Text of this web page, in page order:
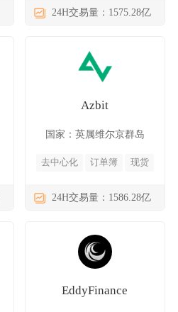
24H交易量：1575.28亿
Azbit
国家：英属维尔京群岛
去中心化 订单簿 现货
24H交易量：1586.28亿
EddyFinance